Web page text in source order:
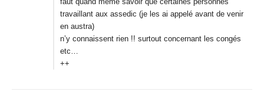
travaillant aux assedic (je les ai appelé avant de venir
en austra)
n’y connaissent rien !! surtout concernant les congés
etc…
++